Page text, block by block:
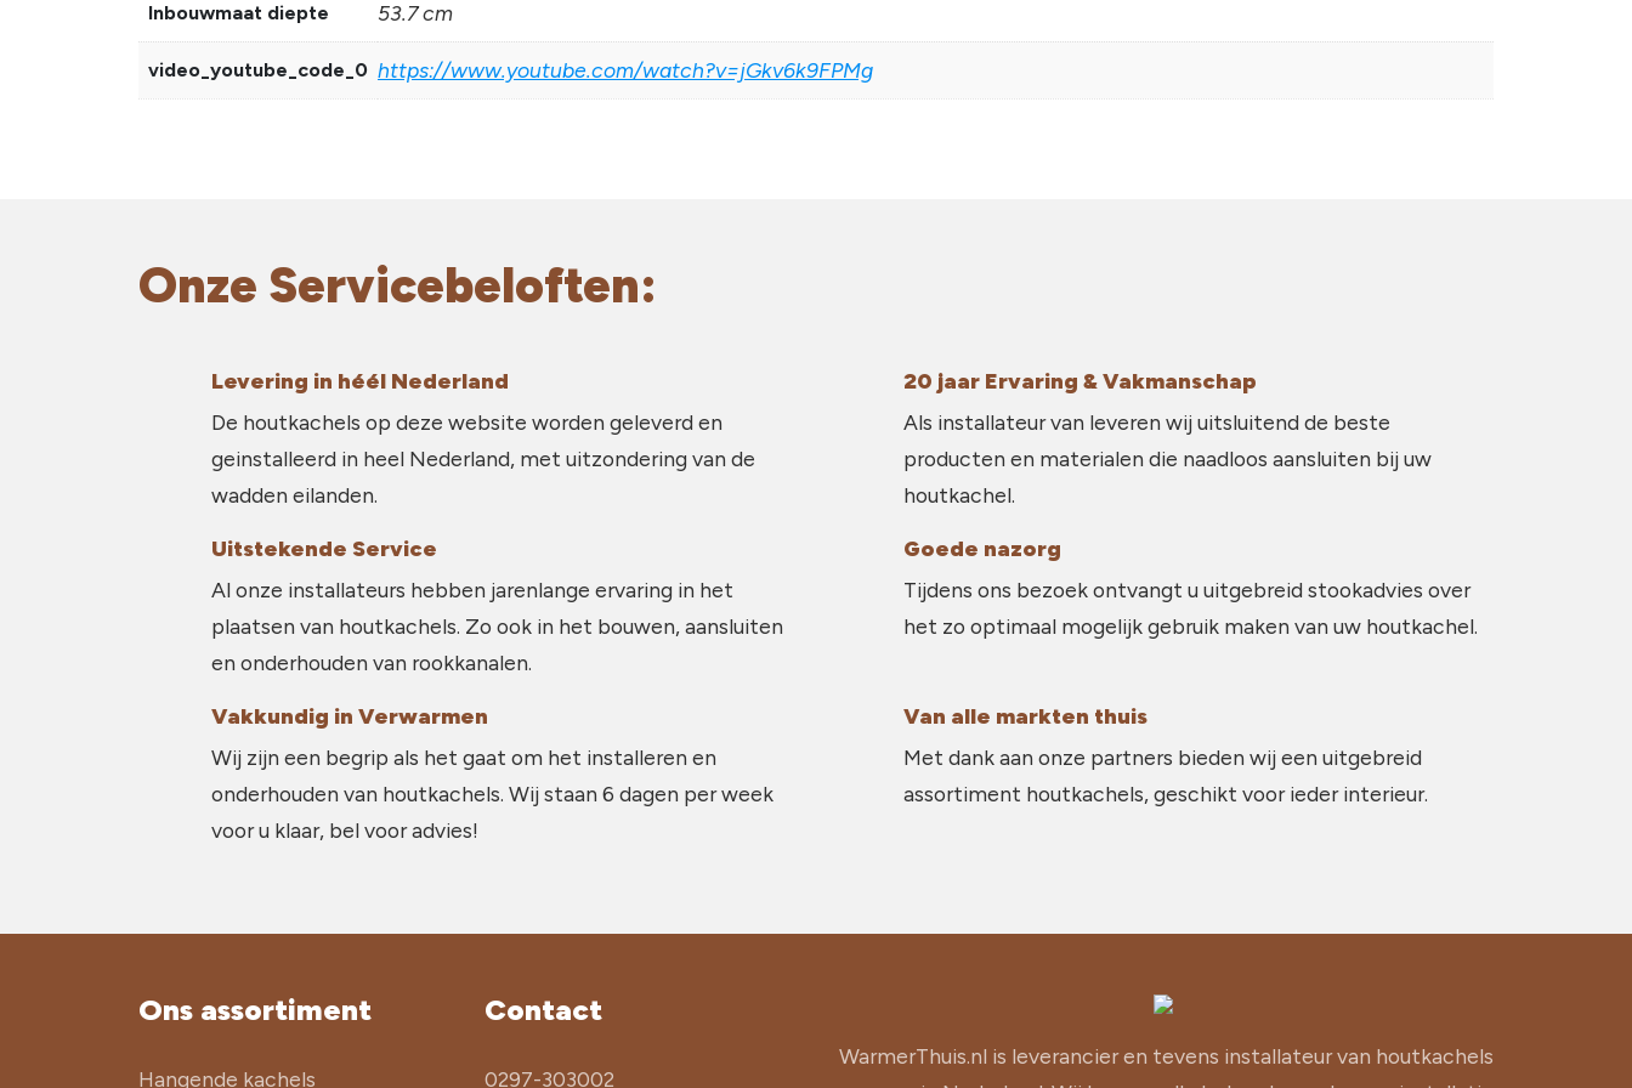
Inbouwmaat diepte 53.7 cm
video_youtube_code_0 https://www.youtube.com/watch?v=jGkv6k9FPMg
Onze Servicebeloften:
Levering in héél Nederland
De houtkachels op deze website worden geleverd en
geinstalleerd in heel Nederland, met uitzondering van de
wadden eilanden.
20 jaar Ervaring & Vakmanschap
Als installateur van leveren wij uitsluitend de beste
producten en materialen die naadloos aansluiten bij uw
houtkachel.
Uitstekende Service
Al onze installateurs hebben jarenlange ervaring in het
plaatsen van houtkachels. Zo ook in het bouwen, aansluiten
en onderhouden van rookkanalen.
Goede nazorg
Tijdens ons bezoek ontvangt u uitgebreid stookadvies over
het zo optimaal mogelijk gebruik maken van uw houtkachel.
Vakkundig in Verwarmen
Wij zijn een begrip als het gaat om het installeren en
onderhouden van houtkachels. Wij staan 6 dagen per week
voor u klaar, bel voor advies!
Van alle markten thuis
Met dank aan onze partners bieden wij een uitgebreid
assortiment houtkachels, geschikt voor ieder interieur.
Ons assortiment
Hangende kachels
Contact
0297-303002
WarmerThuis.nl is leverancier en tevens installateur van houtkachels